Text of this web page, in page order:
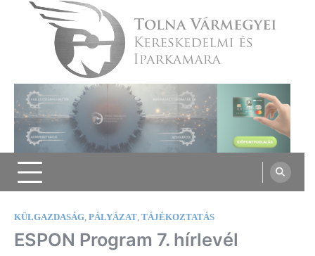
Tolna Vármegyei Kereskedelmi és
Iparkamara
KÜLGAZDASÁG, PÁLYÁZAT, TÁJÉKOZTATÁS
ESPON Program 7. hírlevél